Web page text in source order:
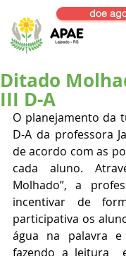
doe
Ditado
III D-A
O planejamento da
D-A da professora
de acordo com as
cada aluno.
Molhado”, a
incentivar de
participativa os
água na palavra
fazendo a leitura